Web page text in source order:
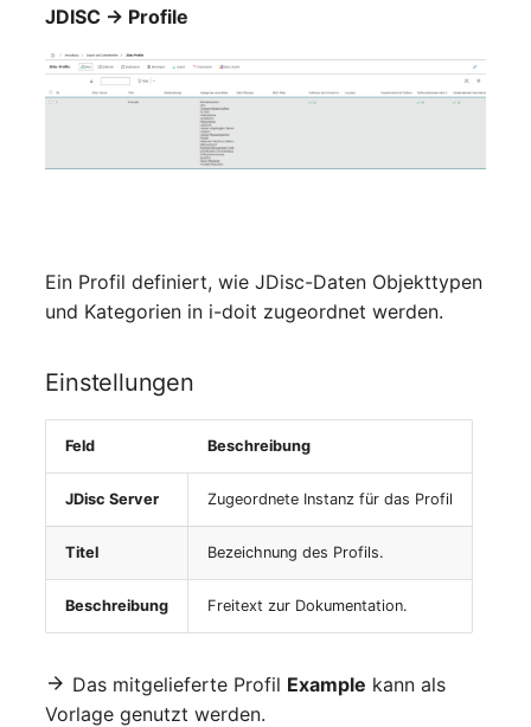
Mitglieder
RAID-Verbund
Rechenressourcen
Routing
Räumlich zugeordnete
Objekte
Schnittstelle
Schrank
JDISC → Profile
Ein Profil definiert, wie JDisc-Daten Objekttypen
und Kategorien in i-doit zugeordnet werden.
Einstellungen
Feld Beschreibung
JDisc Server Zugeordnete Instanz für das Profil
Titel Bezeichnung des Profils.
Beschreibung Freitext zur Dokumentation.
Das mitgelieferte Profil Example kann als
Vorlage genutzt werden.